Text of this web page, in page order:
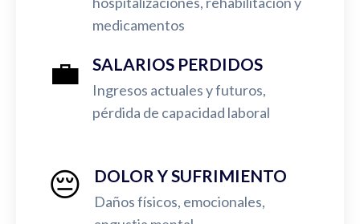
medicamentos
💼 SALARIOS PERDIDOS
Ingresos actuales y futuros,
pérdida de capacidad laboral
😔 DOLOR Y SUFRIMIENTO
Daños físicos, emocionales,